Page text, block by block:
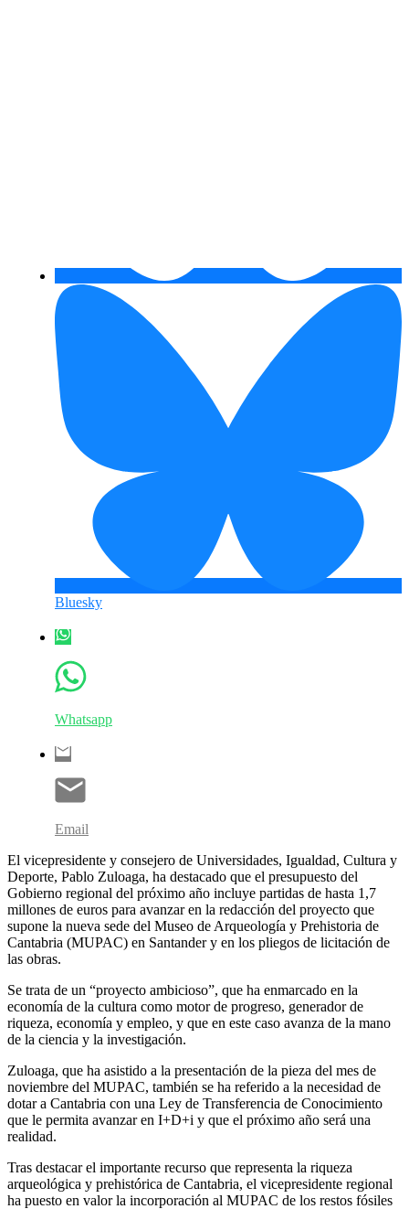
Bluesky
Whatsapp
Email
El vicepresidente y consejero de Universidades, Igualdad, Cultura y
Deporte, Pablo Zuloaga, ha destacado que el presupuesto del
Gobierno regional del próximo año incluye partidas de hasta 1,7
millones de euros para avanzar en la redacción del proyecto que
supone la nueva sede del Museo de Arqueología y Prehistoria de
Cantabria (MUPAC) en Santander y en los pliegos de licitación de
las obras.
Se trata de un “proyecto ambicioso”, que ha enmarcado en la
economía de la cultura como motor de progreso, generador de
riqueza, economía y empleo, y que en este caso avanza de la mano
de la ciencia y la investigación.
Zuloaga, que ha asistido a la presentación de la pieza del mes de
noviembre del MUPAC, también se ha referido a la necesidad de
dotar a Cantabria con una Ley de Transferencia de Conocimiento
que le permita avanzar en I+D+i y que el próximo año será una
realidad.
Tras destacar el importante recurso que representa la riqueza
arqueológica y prehistórica de Cantabria, el vicepresidente regional
ha puesto en valor la incorporación al MUPAC de los restos fósiles